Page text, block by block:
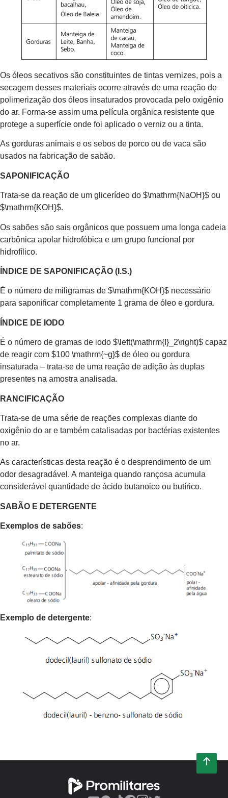
Os óleos secativos são constituintes de tintas vernizes, pois a
secagem desses materiais ocorre através de uma reação de
polimerização dos óleos insaturados provocada pelo oxigênio
do ar. Forma-se assim uma película orgânica resistente que
protege a superfície onde foi aplicado o verniz ou a tinta.
As gorduras animais e os sebos de porco ou de vaca são
usados na fabricação de sabão.
SAPONIFICAÇÃO
Trata-se da reação de um glicerídeo do $\mathrm{NaOH}$ ou
$\mathrm{KOH}$.
Os sabões são sais orgânicos que possuem uma longa cadeia
carbônica apolar hidrofóbica e um grupo funcional por
hidrofílico.
ÍNDICE DE SAPONIFICAÇÃO (I.S.)
É o número de miligramas de $\mathrm{KOH}$ necessário
para saponificar completamente 1 grama de óleo e gordura.
ÍNDICE DE IODO
É o número de gramas de iodo $\left(\mathrm{I}_2\right)$ capaz
de reagir com $100 \mathrm{~g}$ de óleo ou gordura
insaturada – trata-se de uma reação de adição às duplas
presentes na amostra analisada.
RANCIFICAÇÃO
Trata-se de uma série de reações complexas diante do
oxigênio do ar e também catalisadas por bactérias existentes
no ar.
As características desta reação é o desprendimento de um
odor desagradável. A manteiga quando rançosa acumula
considerável quantidade de ácido butanoico ou butírico.
SABÃO E DETERGENTE
Exemplos de sabões:
Exemplo de detergente: